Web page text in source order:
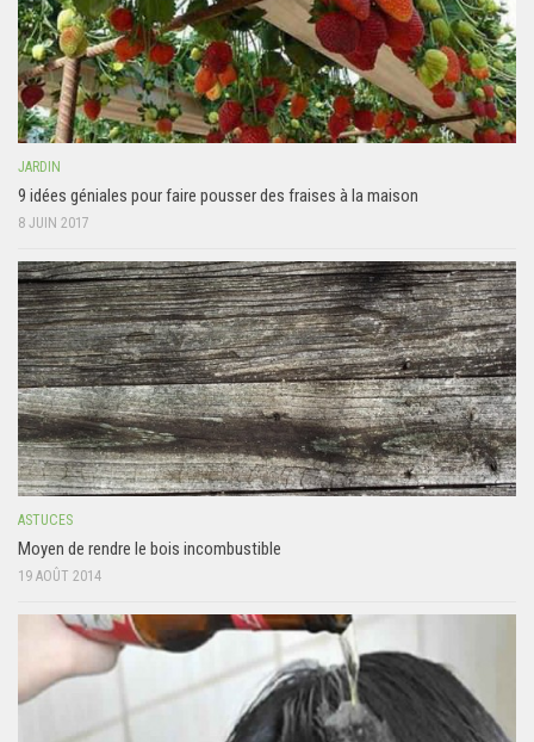
JARDIN
9 idées géniales pour faire pousser des fraises à la maison
8 JUIN 2017
ASTUCES
Moyen de rendre le bois incombustible
19 AOÛT 2014